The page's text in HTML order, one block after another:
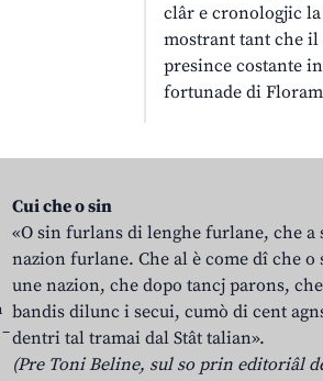
clâr e cronologjic
mostrant tant che
presince costante
fortunade di
Cui che o sin
«O sin furlans di lenghe furlane, che
nazion furlane. Che al è come dî che
une nazion, che dopo tancj parons,
bandis dilunc i secui, cumò di cent
dentri tal tramai dal Stât talian».
(Pre Toni Beline, sul so prin editoriâl